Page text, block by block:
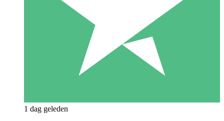
1 dag geleden